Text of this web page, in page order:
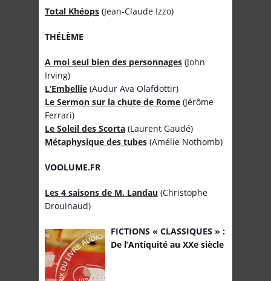
Total Khéops (Jean-Claude Izzo)
THÉLÈME
A moi seul bien des personnages (John
Irving)
L’Embellie (Audur Ava Olafdottir)
Le Sermon sur la chute de Rome (Jérôme
Ferrari)
Le Soleil des Scorta (Laurent Gaudé)
Métaphysique des tubes (Amélie Nothomb)
VOOLUME.FR
Les 4 saisons de M. Landau (Christophe
Drouinaud)
FICTIONS « CLASSIQUES » :
De l’Antiquité au XXe siècle